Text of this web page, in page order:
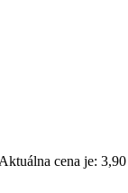
Aktuálna cena je: